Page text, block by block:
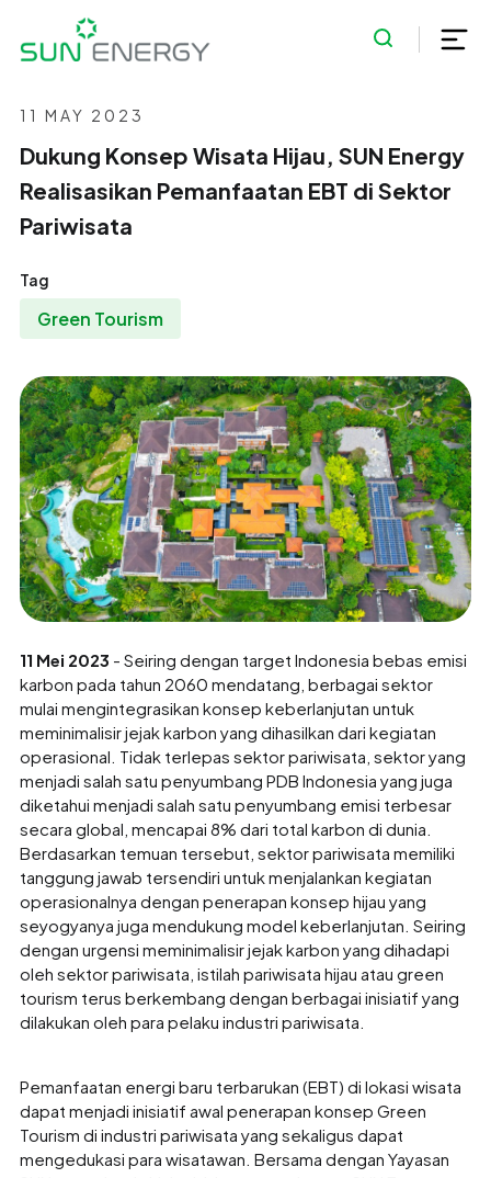
11 MAY 2023
Dukung Konsep Wisata Hijau, SUN Energy
Realisasikan Pemanfaatan EBT di Sektor
Pariwisata
Tag
Green Tourism
11 Mei 2023 - Seiring dengan target Indonesia bebas emisi
karbon pada tahun 2060 mendatang, berbagai sektor
mulai mengintegrasikan konsep keberlanjutan untuk
meminimalisir jejak karbon yang dihasilkan dari kegiatan
operasional. Tidak terlepas sektor pariwisata, sektor yang
menjadi salah satu penyumbang PDB Indonesia yang juga
diketahui menjadi salah satu penyumbang emisi terbesar
secara global, mencapai 8% dari total karbon di dunia.
Berdasarkan temuan tersebut, sektor pariwisata memiliki
tanggung jawab tersendiri untuk menjalankan kegiatan
operasionalnya dengan penerapan konsep hijau yang
seyogyanya juga mendukung model keberlanjutan. Seiring
dengan urgensi meminimalisir jejak karbon yang dihadapi
oleh sektor pariwisata, istilah pariwisata hijau atau green
tourism terus berkembang dengan berbagai inisiatif yang
dilakukan oleh para pelaku industri pariwisata.
Pemanfaatan energi baru terbarukan (EBT) di lokasi wisata
dapat menjadi inisiatif awal penerapan konsep Green
Tourism di industri pariwisata yang sekaligus dapat
mengedukasi para wisatawan. Bersama dengan Yayasan